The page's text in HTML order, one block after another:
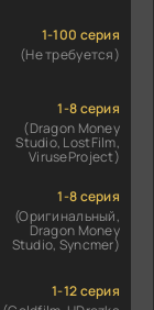
1-100 серия
(Не требуется)
1-8 серия
(Dragon Money
Studio, LostFilm,
ViruseProject)
1-8 серия
(Оригинальный,
Dragon Money
Studio, Syncmer)
1-12 серия